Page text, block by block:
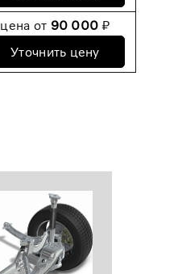
цена от 90 000 ₽
Уточнить цену